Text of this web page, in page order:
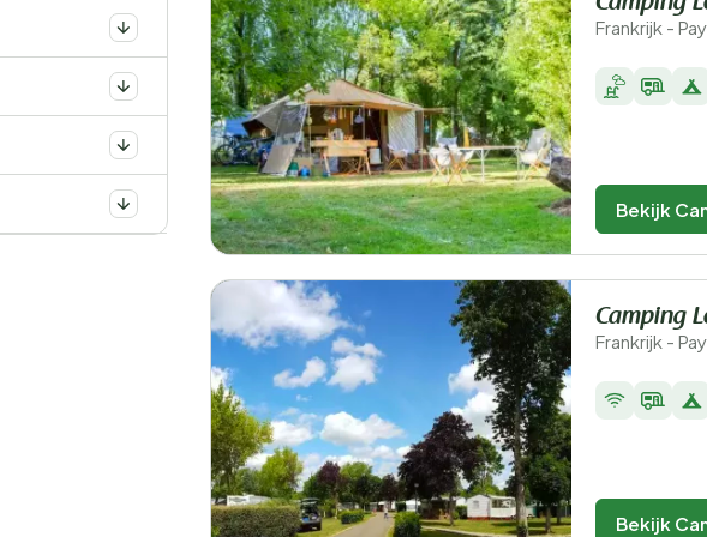
Frankrijk -
Bekijk
Camping
Frankrijk -
Bekijk